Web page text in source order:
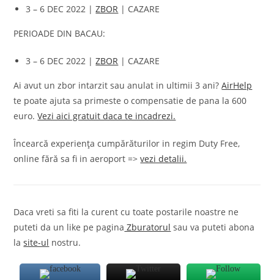
3 – 6 DEC 2022 |ZBOR | CAZARE
PERIOADE DIN BACAU:
3 – 6 DEC 2022 |ZBOR | CAZARE
Ai avut un zbor intarzit sau anulat in ultimii 3 ani?AirHelp
te poate ajuta sa primeste o compensatie de pana la 600
euro.Vezi aici gratuit daca te incadrezi.
Încearcă experiența cumpărăturilor in regim Duty Free,
online fără sa fi in aeroport =>vezi detalii.
Daca vreti sa fiti la curent cu toate postarile noastre ne
puteti da un like pe pagina Zburatorul sau va puteti abona
lasite-ul nostru.